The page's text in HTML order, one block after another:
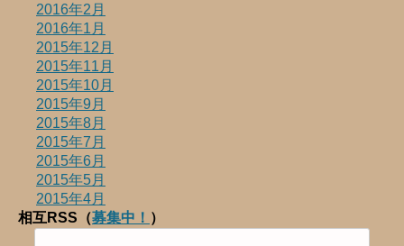
2016年2月
2016年1月
2015年12月
2015年11月
2015年10月
2015年9月
2015年8月
2015年7月
2015年6月
2015年5月
2015年4月
相互RSS（募集中！ ）